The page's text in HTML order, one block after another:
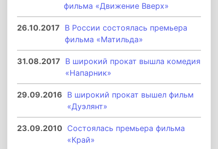
фильма «Движение Вверх»
26.10.2017 В России состоялась премьера
фильма «Матильда»
31.08.2017 В широкий прокат вышла комедия
«Напарник»
29.09.2016 В широкий прокат вышел фильм
«Дуэлянт»
23.09.2010 Состоялась премьера фильма
«Край»